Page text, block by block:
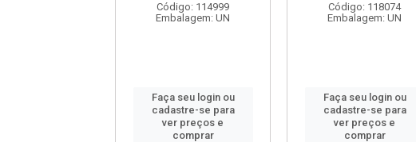
Código: 114999
Embalagem: UN
Faça seu login ou
cadastre-se para
ver preços e
comprar
Código: 118074
Embalagem: UN
Faça seu login ou
cadastre-se para
ver preços e
comprar